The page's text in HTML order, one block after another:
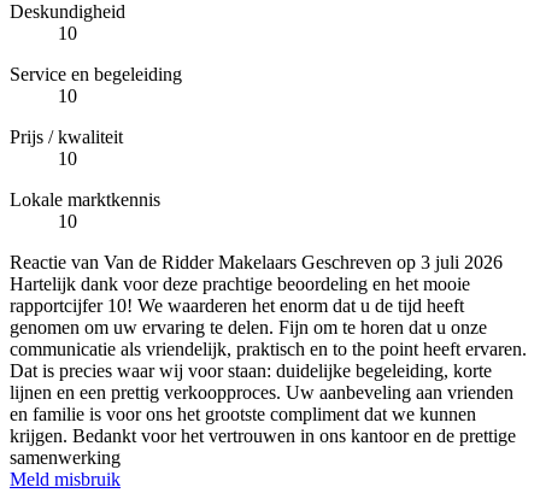
Deskundigheid
10
Service en begeleiding
10
Prijs / kwaliteit
10
Lokale marktkennis
10
Reactie van Van de Ridder Makelaars Geschreven op 3 juli 2026
Hartelijk dank voor deze prachtige beoordeling en het mooie
rapportcijfer 10! We waarderen het enorm dat u de tijd heeft
genomen om uw ervaring te delen. Fijn om te horen dat u onze
communicatie als vriendelijk, praktisch en to the point heeft ervaren.
Dat is precies waar wij voor staan: duidelijke begeleiding, korte
lijnen en een prettig verkoopproces. Uw aanbeveling aan vrienden
en familie is voor ons het grootste compliment dat we kunnen
krijgen. Bedankt voor het vertrouwen in ons kantoor en de prettige
samenwerking
Meld misbruik